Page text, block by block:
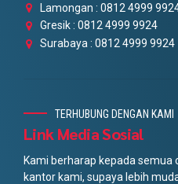
Lamongan : 0812 4999
Gresik : 0812 4999 9924
Surabaya : 0812 4999 9924
TERHUBUNG DENGAN KAMI
Link Media Sosial
Kami berharap kepada semua
kantor kami, supaya lebih